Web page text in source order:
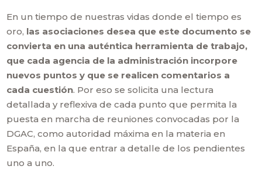
En un tiempo de nuestras vidas donde el tiempo es
oro, las asociaciones desea que este documento se
convierta en una auténtica herramienta de trabajo,
que cada agencia de la administración incorpore
nuevos puntos y que se realicen comentarios a
cada cuestión. Por eso se solicita una lectura
detallada y reflexiva de cada punto que permita la
puesta en marcha de reuniones convocadas por la
DGAC, como autoridad máxima en la materia en
España, en la que entrar a detalle de los pendientes
uno a uno.